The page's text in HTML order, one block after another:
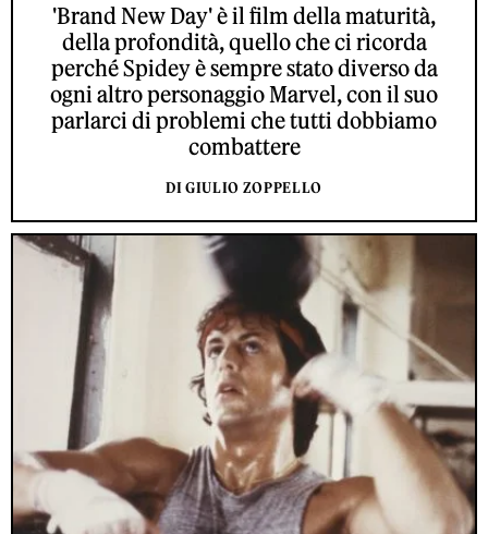
'Brand New Day' è il film della maturità,
della profondità, quello che ci ricorda
perché Spidey è sempre stato diverso da
ogni altro personaggio Marvel, con il suo
parlarci di problemi che tutti dobbiamo
combattere
DI GIULIO ZOPPELLO